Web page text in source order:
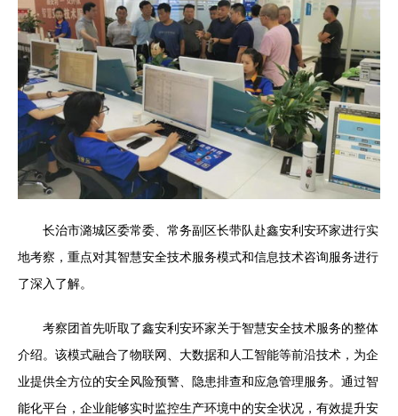
长治市潞城区委常委、常务副区长带队赴鑫安利安环家进行实
地考察，重点对其智慧安全技术服务模式和信息技术咨询服务进行
了深入了解。
考察团首先听取了鑫安利安环家关于智慧安全技术服务的整体
介绍。该模式融合了物联网、大数据和人工智能等前沿技术，为企
业提供全方位的安全风险预警、隐患排查和应急管理服务。通过智
能化平台，企业能够实时监控生产环境中的安全状况，有效提升安